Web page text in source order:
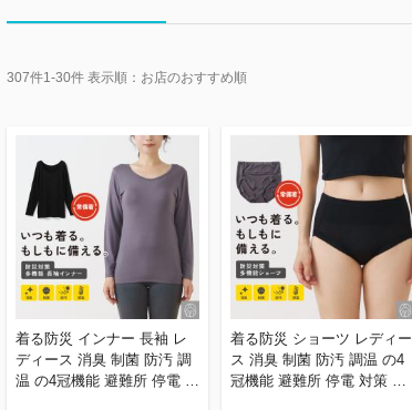
307件1-30件 表示順： お店のおすすめ順
着る防災 インナー 長袖 レ
ディース 消臭 制菌 防汚 調
温 の4冠機能 避難所 停電 対
着る防災 ショーツ レディー
ス 消臭 制菌 防汚 調温 の4
冠機能 避難所 停電 対策 下